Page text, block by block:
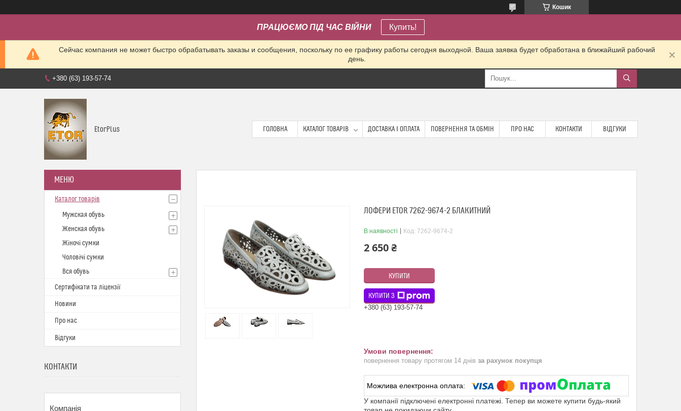
Кошик
ПРАЦЮЄМО ПІД ЧАС ВІЙНИ Купить!
Сейчас компания не может быстро обрабатывать заказы и сообщения, поскольку по ее графику работы сегодня выходной. Ваша заявка будет обработана в ближайший рабочий
день.
+380 (63) 193-57-74
EtorPlus ГОЛОВНА КАТАЛОГ ТОВАРІВ ДОСТАВКА І ОПЛАТА ПОВЕРНЕННЯ ТА ОБМІН ПРО НАС КОНТАКТИ ВІДГУКИ
ЛОФЕРИ ETOR 7262-9674-2 БЛАКИТНИЙ
В наявності Код: 7262-9674-2
2 650 ₴
КУПИТИ
КУПИТИ З
+380 (63) 193-57-74
повернення товару протягом 14 днів за рахунок покупця
У компанії підключені електронні платежі. Тепер ви можете купити будь-який
Каталог товарів
Мужская обувь
Женская обувь
Жіночі сумки
Чоловічі сумки
Вся обувь
Сертифікати та ліцензії
Новини
Про нас
Відгуки
КОНТАКТИ